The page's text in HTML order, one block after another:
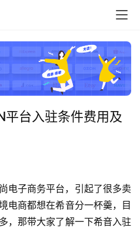
平台入驻条件费用及
电子商务平台，引起了很多卖
电商都想在希音分一杯羹，目
，那带大家了解一下希音入驻